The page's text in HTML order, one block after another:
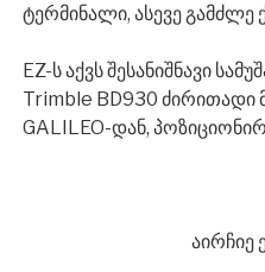
ტერმინალი, ასევე გამძლე
EZ-ს აქვს შესანიშნავი
Trimble BD930 ძირითადი
GALILEO-დან,
აირჩიე